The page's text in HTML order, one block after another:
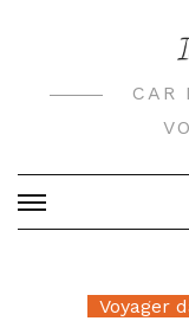
CAR
Voyager